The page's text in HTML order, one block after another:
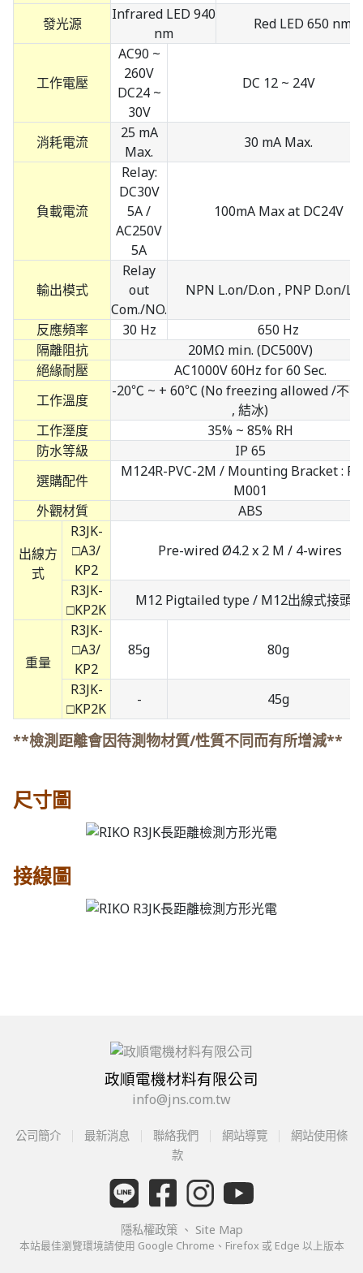
發光源
Infrared LED 940
nm
Red LED 650 nm
工作電壓
AC90 ~
260V
DC24 ~
30V
DC 12 ~ 24V
消耗電流
25 mA
Max.
30 mA Max.
負載電流
Relay:
DC30V
5A /
AC250V
5A
100mA Max at DC24V
輸出模式
Relay
out
Com./NO.
NPN L.on/D.on , PNP D.on/
反應頻率 30 Hz
650 Hz
隔離阻抗
20MΩ min. (DC500V)
絕緣耐壓
AC1000V 60Hz for 60 Sec.
工作溫度
-20℃ ~ + 60℃ (No freezing allowed /不
, 結冰)
工作溼度
35% ~ 85% RH
防水等級
IP 65
選購配件
M124R-PVC-2M / Mounting Bracket :
M001
外觀材質
ABS
出線方
式
R3JK-
□A3/
KP2
Pre-wired Ø4.2 x 2 M / 4-wires
R3JK-
□KP2K
M12 Pigtailed type / M12出線式接頭
重量
R3JK-
□A3/
KP2
85g 80g
R3JK-
□KP2K
- 45g
**檢測距離會因待測物材質/性質不同而有所增減**
尺寸圖
接線圖
政順電機材料有限公司
info@jns.com.tw
公司簡介 最新消息 聯絡我們 網站導覽
網站使用條
款
隱私權政策 、 Site Map
本站最佳瀏覽環境請使用 Google Chrome、Firefox 或 Edge 以上版本